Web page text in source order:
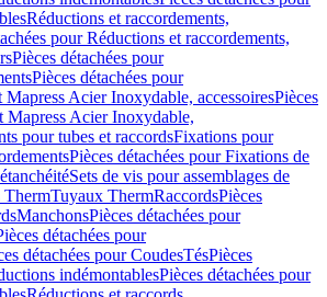
Réductions et raccordements,
pour Réductions et raccordements,
Pièces détachées pour
Pièces détachées pour
Mapress Acier Inoxydable, accessoiresPièces
Mapress Acier Inoxydable,
pour tubes et raccordsFixations pour
Pièces détachées pour Fixations de
Sets de vis pour assemblages de
ThermTuyaux ThermRaccordsPièces
ManchonsPièces détachées pour
détachées pour
détachées pour CoudesTésPièces
indémontablesPièces détachées pour